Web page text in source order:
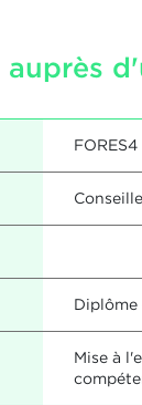
auprès
FORES4
Mise à